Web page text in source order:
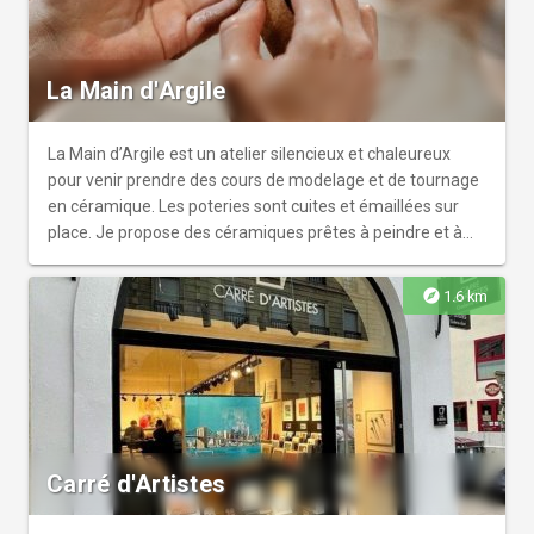
La Main d'Argile
La Main d’Argile est un atelier silencieux et chaleureux
pour venir prendre des cours de modelage et de tournage
en céramique. Les poteries sont cuites et émaillées sur
place. Je propose des céramiques prêtes à peindre et à
les adultes et les groupes. Les cours se prennent sur
rendez-vous.
explore 1.6 km
Carré d'Artistes